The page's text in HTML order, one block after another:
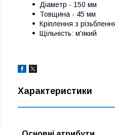
Діаметр - 150 мм
Товщина - 45 мм
Кріплення з
Щільність: м'який
Характеристики